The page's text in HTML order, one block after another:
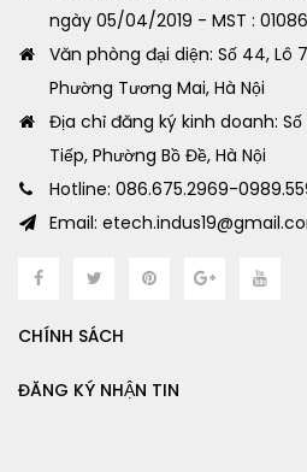
ngày 05/04/2019 - MST :
Văn phòng đại diện: Số 44, Lô
Phường Tương Mai, Hà Nội
Địa chỉ đăng ký kinh doanh:
Tiếp, Phường Bồ Đề, Hà Nội
Hotline: 086.675.2969-
Email:
CHÍNH SÁCH
ĐĂNG KÝ NHẬN TIN